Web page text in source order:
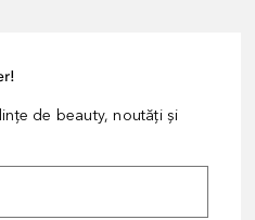
de beauty, noutăți și